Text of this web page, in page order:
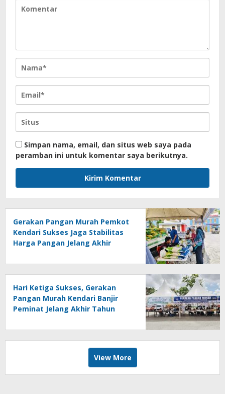
Simpan nama, email, dan situs web saya pada
peramban ini untuk komentar saya berikutnya.
Gerakan Pangan Murah Pemkot
Kendari Sukses Jaga Stabilitas
Harga Pangan Jelang Akhir
Hari Ketiga Sukses, Gerakan
Pangan Murah Kendari Banjir
Peminat Jelang Akhir Tahun
View More